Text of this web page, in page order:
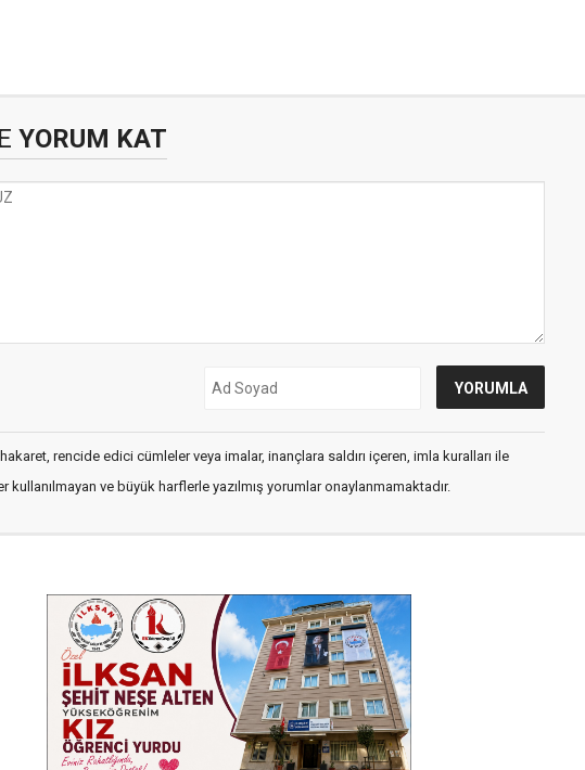
YORUM KAT
rencide edici cümleler veya imalar, inançlara saldırı içeren, imla kuralları ile
kullanılmayan ve büyük harflerle yazılmış yorumlar onaylanmamaktadır.